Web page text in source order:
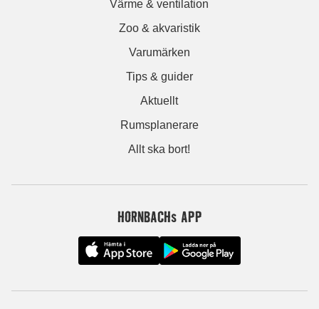
Värme & ventilation
Zoo & akvaristik
Varumärken
Tips & guider
Aktuellt
Rumsplanerare
Allt ska bort!
HORNBACHs APP